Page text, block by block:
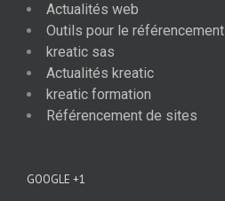
Actualités web
Outils pour le référencement
kreatic sas
Actualités kreatic
kreatic formation
Référencement de sites
GOOGLE +1